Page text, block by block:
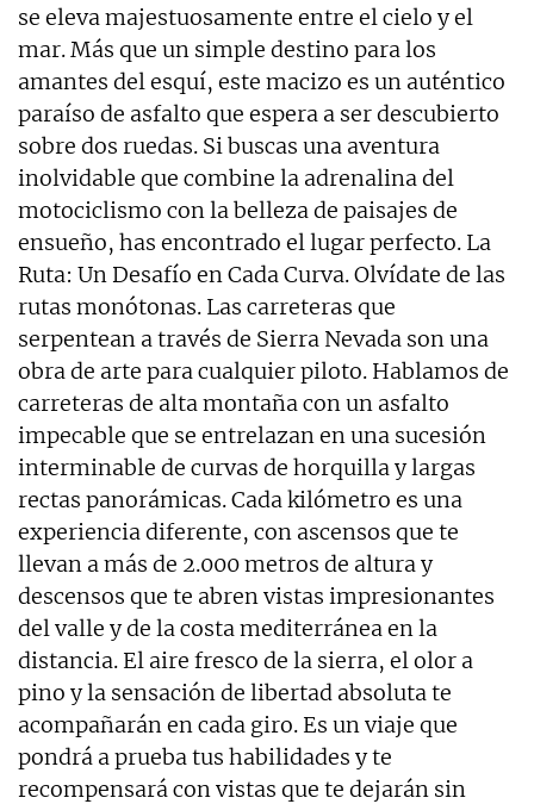
se eleva majestuosamente entre el cielo y el
mar. Más que un simple destino para los
amantes del esquí, este macizo es un auténtico
paraíso de asfalto que espera a ser descubierto
sobre dos ruedas. Si buscas una aventura
inolvidable que combine la adrenalina del
motociclismo con la belleza de paisajes de
ensueño, has encontrado el lugar perfecto. La
Ruta: Un Desafío en Cada Curva. Olvídate de las
rutas monótonas. Las carreteras que
serpentean a través de Sierra Nevada son una
obra de arte para cualquier piloto. Hablamos de
carreteras de alta montaña con un asfalto
impecable que se entrelazan en una sucesión
interminable de curvas de horquilla y largas
rectas panorámicas. Cada kilómetro es una
experiencia diferente, con ascensos que te
llevan a más de 2.000 metros de altura y
descensos que te abren vistas impresionantes
del valle y de la costa mediterránea en la
distancia. El aire fresco de la sierra, el olor a
pino y la sensación de libertad absoluta te
acompañarán en cada giro. Es un viaje que
pondrá a prueba tus habilidades y te
recompensará con vistas que te dejarán sin